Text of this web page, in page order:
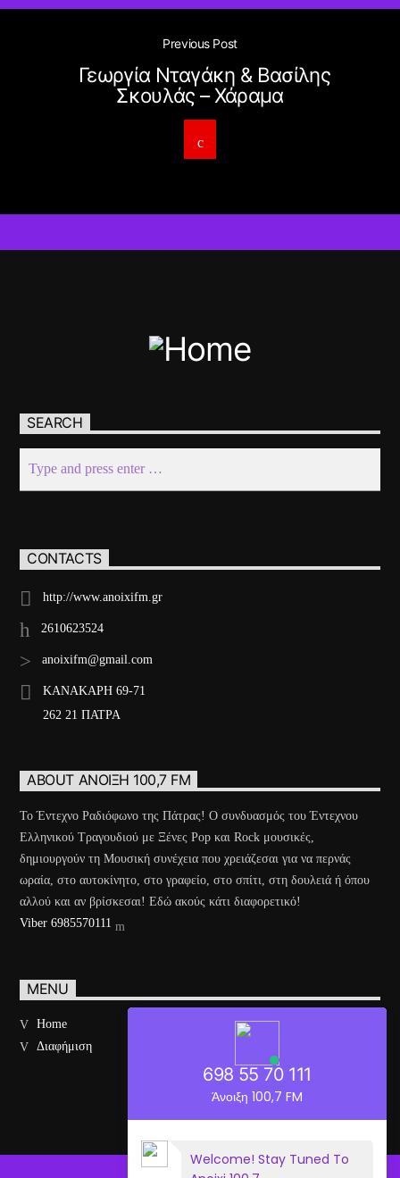
Previous Post
Γεωργία Νταγάκη & Βασίλης
Σκουλάς – Χάραμα
SEARCH
CONTACTS
http://www.anoixifm.gr
2610623524
anoixifm@gmail.com
ΚΑΝΑΚΑΡΗ 69-71
262 21 ΠΑΤΡΑ
ABOUT ΆΝΟΙΞΗ 100,7 FM
Το Έντεχνο Ραδιόφωνο της Πάτρας! Ο συνδυασμός του Έντεχνου
Ελληνικού Τραγουδιού με Ξένες Pop και Rock μουσικές,
δημιουργούν τη Μουσική συνέχεια που χρειάζεσαι για να περνάς
ωραία, στο αυτοκίνητο, στο γραφείο, στο σπίτι, στη δουλειά ή όπου
αλλού και αν βρίσκεσαι! Εδώ ακούς κάτι διαφορετικό!
Viber 6985570111
MENU
Home
Διαφήμιση
698 55 70 111
Άνοιξη 100,7 FM
Welcome! Stay Tuned To